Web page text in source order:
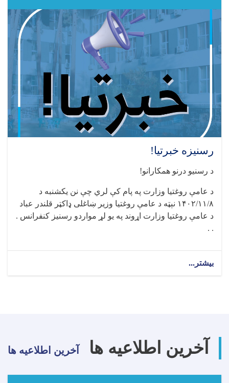
رسنیزه خبرتیا!
د رسنیو درنو همکارانو!
د عامې روغتیا وزارت په پام کې لري چې نن يکشنبه د
۱۴۰۲/۱۱/۸ نېټه د عامې روغتيا وزير ښاغلی ډاکټر قلندر عباد
د عامې روغتيا وزارت اړوند په يو لړ مواردو رسنيز کنفرانس .
. .
بیشتر...
آخرین اطلاعیه ها آخرین اطلاعیه ها